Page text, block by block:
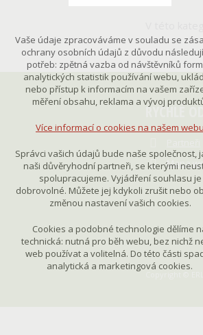
V této
RYCHLÉ
Mapa
Copyright ©
nutná pro provozování webu
udržení kontextu stránek (session):
případná přihlášení, volby jazyka,
Volitelná cookies
analytická pro anonymizované
marketingová cookies
Více informací o cookies na našem
Odmítnout vše
Vaše údaje zpracováváme v souladu se
ochrany osobních údajů z důvodu
potřeb: zpětná vazba od návštěvníků
analytických statistik používání webu,
nebo přístup k informacím na vašem
měření obsahu, reklama a vývoj
Více informací o cookies na našem webu
Správci vašich údajů bude naše společnost,
naši důvěryhodní partneři, se kterými
spolupracujeme. Vyjádření souhlasu je
dobrovolné. Můžete jej kdykoli zrušit nebo
změnou nastavení vašich cookies.
Cookies a podobné technologie dělíme
technická: nutná pro běh webu, bez nichž
web používat a volitelná. Do této části
analytická a marketingová cookies.